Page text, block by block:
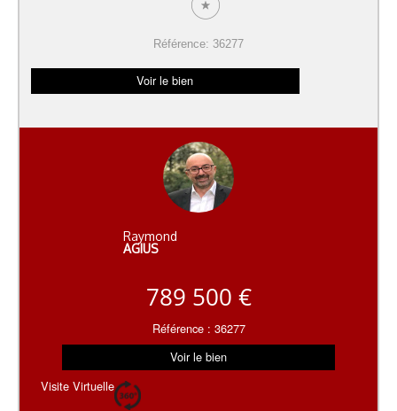
Référence: 36277
Voir le bien
Raymond
AGIUS
789 500 €
Référence : 36277
Voir le bien
Visite Virtuelle